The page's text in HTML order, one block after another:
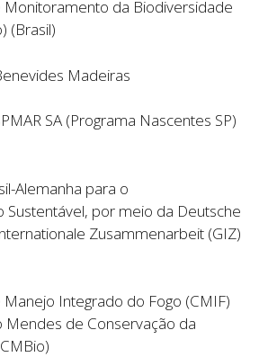
da Biodiversidade
(Brasil)
Madeiras
SA (Programa Nascentes SP)
Alemanha para o
Sustentável, por meio da Deutsche
Zusammenarbeit (GIZ)
Integrado do Fogo (CMIF)
Mendes de Conservação da